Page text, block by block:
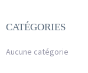
CATÉGORIES
Aucune catégorie